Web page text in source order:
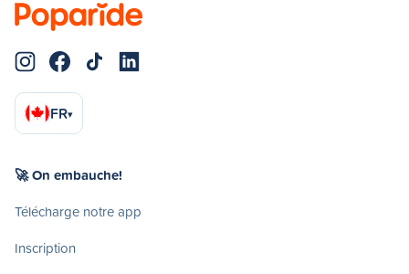
FR▾
🚀 On embauche!
Télécharge notre app
Inscription